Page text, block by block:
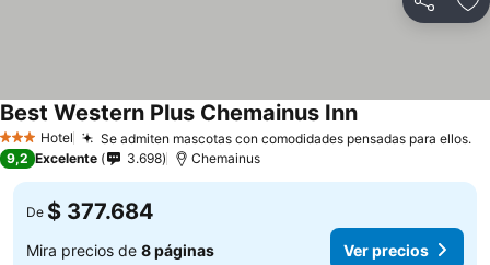
Compartir
3 Estrellas
Hotel Se admiten mascotas con comodidades pensadas para ellos.
Best Western Plus Chemainus Inn
9,2 Excelente 3.698 Chemainus
De $ 377.684
Mira precios de 8 páginas Ver precios